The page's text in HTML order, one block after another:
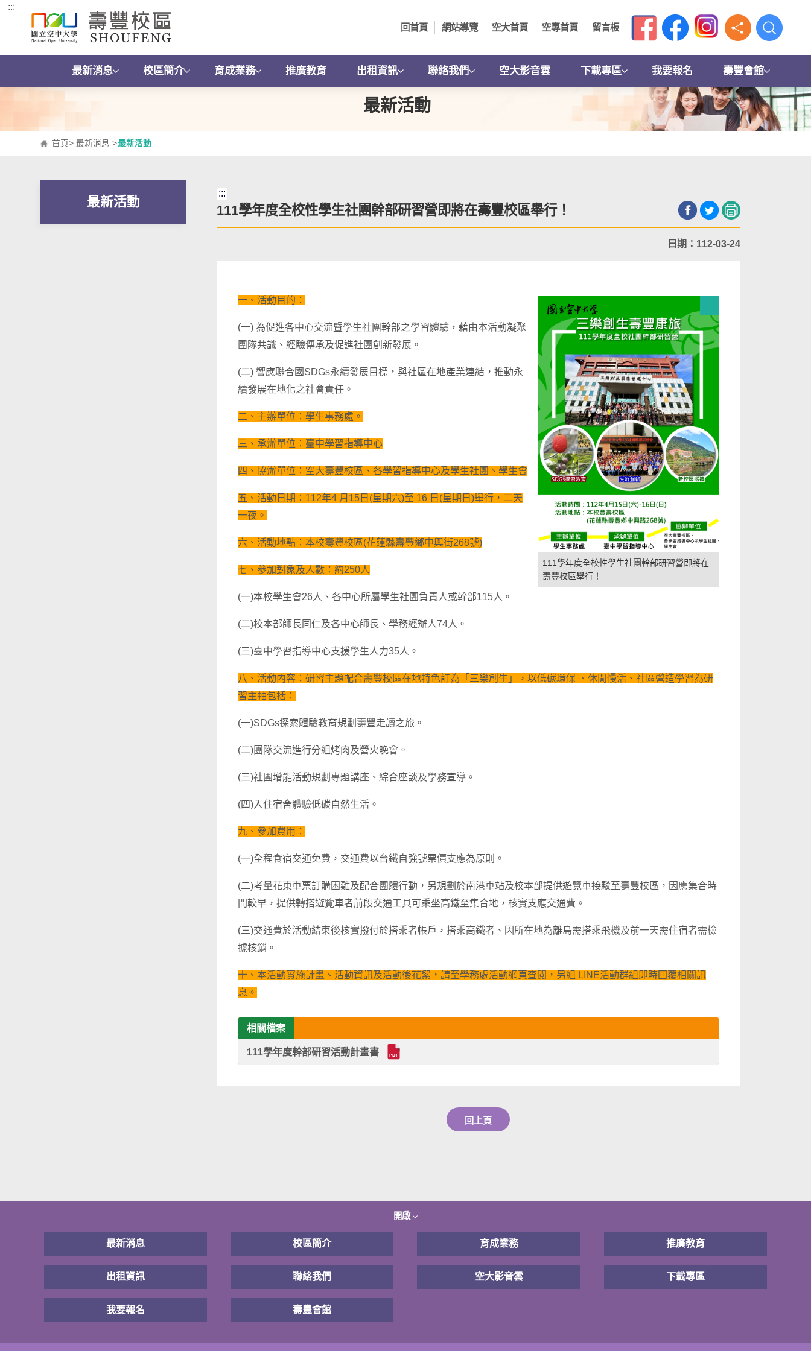
跳到主要內容區塊
:::
回首頁 網站導覽 空大首頁 空專首頁 留言板
最新消息 校區簡介 育成業務 推廣教育 出租資訊 聯絡我們 空大影音雲 下載專區 我要報名 壽豐會館
最新活動
首頁>最新消息 >最新活動
最新活動
:::
111學年度全校性學生社團幹部研習營即將在壽豐校區舉行！
日期：112-03-24
111學年度全校性學生社團幹部研習營即將在
壽豐校區舉行！
一、活動目的：
(一) 為促進各中心交流暨學生社團幹部之學習體驗，藉由本活動凝聚
團隊共識、經驗傳承及促進社團創新發展。
(二) 響應聯合國SDGs永續發展目標，與社區在地產業連結，推動永
續發展在地化之社會責任。
二、主辦單位：學生事務處。
三、承辦單位：臺中學習指導中心
四、協辦單位：空大壽豐校區、各學習指導中心及學生社團、學生會
五、活動日期：112年4 月15日(星期六)至 16 日(星期日)舉行，二天
一夜。
六、活動地點：本校壽豐校區(花蓮縣壽豐鄉中興街268號)
七、參加對象及人數：約250人
(一)本校學生會26人、各中心所屬學生社團負責人或幹部115人。
(二)校本部師長同仁及各中心師長、學務經辦人74人。
(三)臺中學習指導中心支援學生人力35人。
八、活動內容：研習主題配合壽豐校區在地特色訂為「三樂創生」，以低碳環保 、休閒慢活、社區營造學習為研
習主軸包括：
(一)SDGs探索體驗教育規劃壽豐走讀之旅。
(二)團隊交流進行分組烤肉及營火晚會。
(三)社團增能活動規劃專題講座、綜合座談及學務宣導。
(四)入住宿舍體驗低碳自然生活。
九、參加費用：
(一)全程食宿交通免費，交通費以台鐵自強號票價支應為原則。
(二)考量花東車票訂購困難及配合團體行動，另規劃於南港車站及校本部提供遊覽車接駁至壽豐校區，因應集合時
間較早，提供轉搭遊覽車者前段交通工具可乘坐高鐵至集合地，核實支應交通費。
(三)交通費於活動結束後核實撥付於搭乘者帳戶，搭乘高鐵者、因所在地為離島需搭乘飛機及前一天需住宿者需檢
據核銷。
十、本活動實施計畫、活動資訊及活動後花絮，請至學務處活動網頁查閱，另組 LINE活動群組即時回覆相關訊
息。
相關檔案
111學年度幹部研習活動計畫書
回上頁
開啟
最新消息 校區簡介 育成業務 推廣教育
出租資訊 聯絡我們 空大影音雲 下載專區
我要報名 壽豐會館